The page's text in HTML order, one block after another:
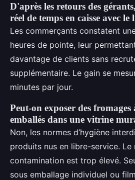
D'après les retours des
réel de temps en caisse avec le
Les commerçants constatent
heures de pointe, leur
davantage de clients sans
supplémentaire. Le gain se
minutes par jour.
Peut-on exposer des
emballés dans une vitrine
Non, les normes d’hygiène
produits nus en libre-service. Le
contamination est trop élevé.
sous emballage individuel ou